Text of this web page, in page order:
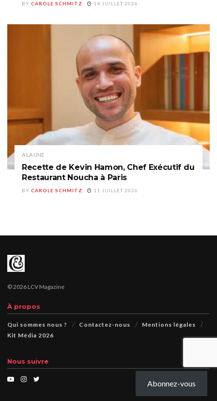
BY CAROLE SCHMITZ 14 JUILLET 2026
A LA UNE
Recette de Kevin Hamon, Chef Exécutif du
Restaurant Noucha à Paris
BY CAROLE SCHMITZ 11 JUILLET 2026
© 2026 LCV Magazine
À propos
Qui sommes nous ? Contactez-nous
Mentions légales
Kit Média 2026
Nous suivre
Abonnez-vous